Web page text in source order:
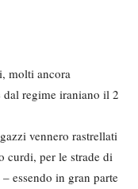
molti ancora
dal regime iraniano il 2
vennero rastrellati
curdi, per le strade di
essendo in gran parte